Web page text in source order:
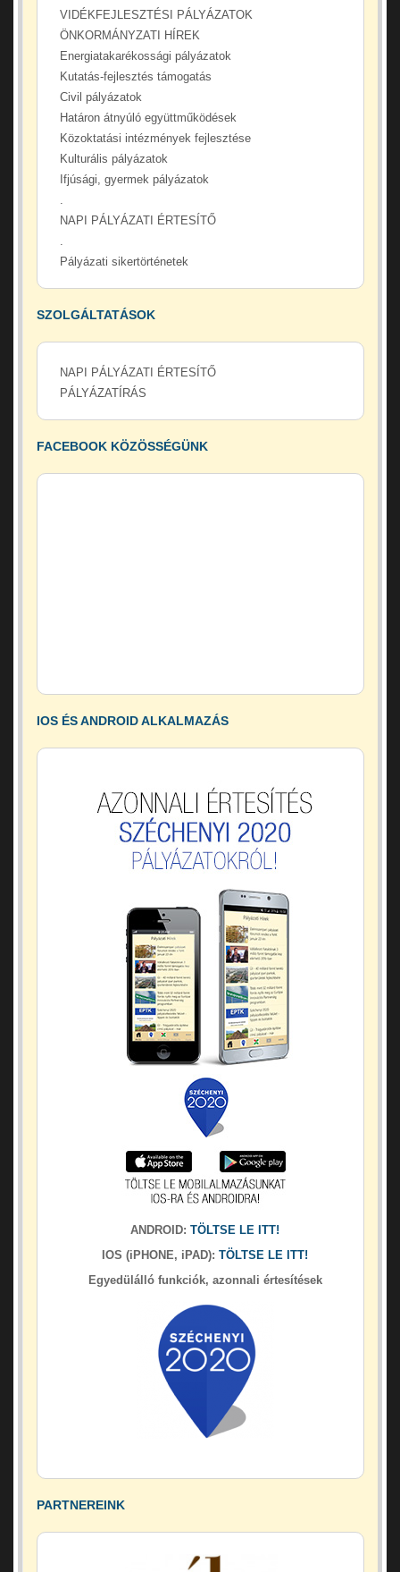
VIDÉKFEJLESZTÉSI PÁLYÁZATOK
ÖNKORMÁNYZATI HÍREK
Energiatakarékossági pályázatok
Kutatás-fejlesztés támogatás
Civil pályázatok
Határon átnyúló együttműködések
Közoktatási intézmények fejlesztése
Kulturális pályázatok
Ifjúsági, gyermek pályázatok
.
NAPI PÁLYÁZATI ÉRTESÍTŐ
.
Pályázati sikertörténetek
SZOLGÁLTATÁSOK
NAPI PÁLYÁZATI ÉRTESÍTŐ
PÁLYÁZATÍRÁS
FACEBOOK KÖZÖSSÉGÜNK
IOS ÉS ANDROID ALKALMAZÁS
ANDROID: TÖLTSE LE ITT!
IOS (iPHONE, iPAD): TÖLTSE LE ITT!
Egyedülálló funkciók, azonnali értesítések
PARTNEREINK